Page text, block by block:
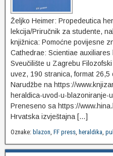
Željko Heimer: Propedeutica
lekcija/Priručnik za studente,
knjižnica: Pomoćne povijesne
Cathedrae: Scientiae
Sveučilište u Zagrebu
uvez, 190 stranica, format 26,5
Narudžbe na https://
heraldica-uvod-u-blazoniranje-
Preneseno sa https://
Hrvatska izvještajna […]
Oznake: blazon, FF press, heraldika,